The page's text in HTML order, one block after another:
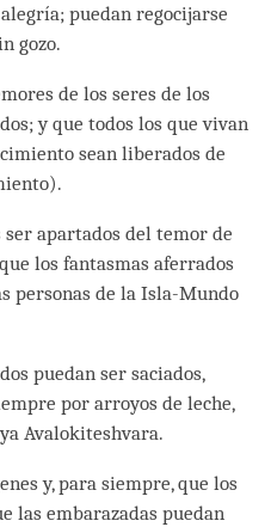
puedan regocijarse
gozo.
de los seres de los
y que todos los que vivan
sean liberados de
ser apartados del temor de
los fantasmas aferrados
personas de la Isla-Mundo
puedan ser saciados,
por arroyos de leche,
Avalokiteshvara.
y, para siempre, que los
las embarazadas puedan